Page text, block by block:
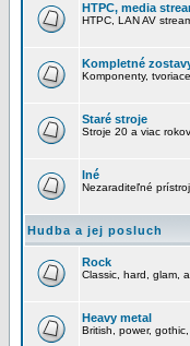
HTPC, media
HTPC, LAN AV
Kompletné
Komponenty,
Staré stroje
Stroje 20 a viac
Iné
Nezaraditeľné
Hudba a jej posluch
Rock
Classic, hard, glam,
Heavy metal
British, power,